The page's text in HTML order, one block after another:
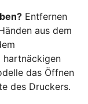
Entfernen
aus dem
hartnäckigen
das Öffnen
des Druckers.